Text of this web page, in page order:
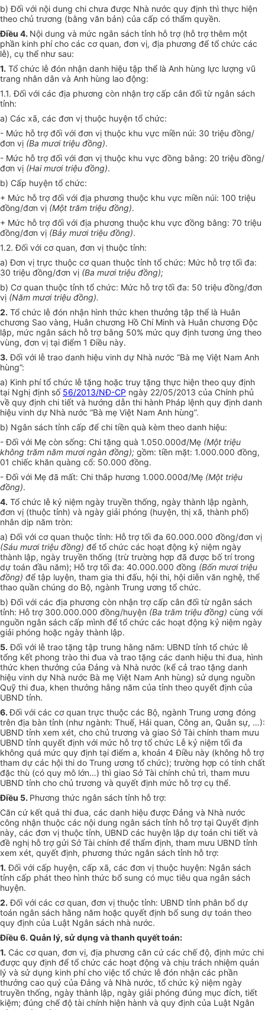
b) Đối với nội dung chi chưa được Nhà nước quy định thì thực hiện
theo chủ trương (bằng văn bản) của cấp có thẩm quyền.
Điều 4. Nội dung và mức ngân sách tỉnh hỗ trợ (hỗ trợ thêm một
phần kinh phí cho các cơ quan, đơn vị, địa phương để tổ chức các
lễ), cụ thể như sau:
1. Tổ chức lễ đón nhận danh hiệu tập thể là Anh hùng lực lượng vũ
trang nhân dân và Anh hùng lao động:
1.1. Đối với các địa phương còn nhận trợ cấp cân đối từ ngân sách
tỉnh:
a) Các xã, các đơn vị thuộc huyện tổ chức:
- Mức hỗ trợ đối với đơn vị thuộc khu vực miền núi: 30 triệu đồng/
đơn vị (Ba mươi triệu đồng).
- Mức hỗ trợ đối với đơn vị thuộc khu vực đồng bằng: 20 triệu đồng/
đơn vị (Hai mươi triệu đồng).
b) Cấp huyện tổ chức:
+ Mức hỗ trợ đối với địa phương thuộc khu vực miền núi: 100 triệu
đồng/đơn vị (Một trăm triệu đồng).
+ Mức hỗ trợ đối với địa phương thuộc khu vực đồng bằng: 70 triệu
đồng/đơn vị (Bảy mươi triệu đồng).
1.2. Đối với cơ quan, đơn vị thuộc tỉnh:
a) Đơn vị trực thuộc cơ quan thuộc tỉnh tổ chức: Mức hỗ trợ tối đa:
30 triệu đồng/đơn vị (Ba mươi triệu đồng);
b) Cơ quan thuộc tỉnh tổ chức: Mức hỗ trợ tối đa: 50 triệu đồng/đơn
vị (Năm mươi triệu đồng).
2. Tổ chức lễ đón nhận hình thức khen thưởng tập thể là Huân
chương Sao vàng, Huân chương Hồ Chí Minh và Huân chương Độc
lập, mức ngân sách hỗ trợ bằng 50% mức quy định tương ứng theo
vùng, đơn vị tại điểm 1 Điều này.
3. Đối với lễ trao danh hiệu vinh dự Nhà nước “Bà mẹ Việt Nam Anh
hùng”:
a) Kinh phí tổ chức lễ tặng hoặc truy tặng thực hiện theo quy định
tại Nghị định số 56/2013/NĐ-CP ngày 22/05/2013 của Chính phủ
về quy định chi tiết và hướng dẫn thi hành Pháp lệnh quy định danh
hiệu vinh dự Nhà nước “Bà mẹ Việt Nam Anh hùng”.
b) Ngân sách tỉnh cấp để chi tiền quà kèm theo danh hiệu:
- Đối với Mẹ còn sống: Chi tặng quà 1.050.000đ/Mẹ (Một triệu
không trăm năm mươi ngàn đồng); gồm: tiền mặt: 1.000.000 đồng,
01 chiếc khăn quàng cổ: 50.000 đồng.
- Đối với Mẹ đã mất: Chi thắp hương 1.000.000đ/Mẹ (Một triệu
đồng).
4. Tổ chức lễ kỷ niệm ngày truyền thống, ngày thành lập ngành,
đơn vị (thuộc tỉnh) và ngày giải phóng (huyện, thị xã, thành phố)
nhân dịp năm tròn:
a) Đối với cơ quan thuộc tỉnh: Hỗ trợ tối đa 60.000.000 đồng/đơn vị
(Sáu mươi triệu đồng) để tổ chức các hoạt động kỷ niệm ngày
thành lập, ngày truyền thống (trừ trường hợp đã được bố trí trong
dự toán đầu năm); Hỗ trợ tối đa: 40.000.000 đồng (Bốn mươi triệu
đồng) để tập luyện, tham gia thi đấu, hội thi, hội diễn văn nghệ, thể
thao quần chúng do Bộ, ngành Trung ương tổ chức.
b) Đối với các địa phương còn nhận trợ cấp cân đối từ ngân sách
tỉnh: Hỗ trợ 300.000.000 đồng/huyện (Ba trăm triệu đồng) cùng với
nguồn ngân sách cấp mình để tổ chức các hoạt động kỷ niệm ngày
giải phóng hoặc ngày thành lập.
5. Đối với lễ trao tặng tập trung hằng năm: UBND tỉnh tổ chức lễ
tổng kết phong trào thi đua và trao tặng các danh hiệu thi đua, hình
thức khen thưởng của Đảng và Nhà nước (kể cả trao tặng danh
hiệu vinh dự Nhà nước Bà mẹ Việt Nam Anh hùng) sử dụng nguồn
Quỹ thi đua, khen thưởng hằng năm của tỉnh theo quyết định của
UBND tỉnh.
6.Đối với các cơ quan trực thuộc các Bộ, ngành Trung ương đóng
trên địa bàn tỉnh (như ngành: Thuế, Hải quan, Công an, Quân sự, …):
UBND tỉnh xem xét, cho chủ trương và giao Sở Tài chính tham mưu
UBND tỉnh quyết định với mức hỗ trợ tổ chức Lễ kỷ niệm tối đa
không quá mức quy định tại điểm a, khoản 4 Điều này (không hỗ trợ
tham dự các hội thi do Trung ương tổ chức); trường hợp có tính chất
đặc thù (có quy mô lớn…) thì giao Sở Tài chính chủ trì, tham mưu
UBND tỉnh cho chủ trương và quyết định mức hỗ trợ cụ thể.
Điều 5. Phương thức ngân sách tỉnh hỗ trợ:
Căn cứ kết quả thi đua, các danh hiệu được Đảng và Nhà nước
công nhận thuộc các nội dung ngân sách tỉnh hỗ trợ tại Quyết định
này, các đơn vị thuộc tỉnh, UBND các huyện lập dự toán chi tiết và
đề nghị hỗ trợ gửi Sở Tài chính để thẩm định, tham mưu UBND tỉnh
xem xét, quyết định, phương thức ngân sách tỉnh hỗ trợ:
1. Đối với cấp huyện, cấp xã, các đơn vị thuộc huyện: Ngân sách
tỉnh cấp phát theo hình thức bổ sung có mục tiêu qua ngân sách
huyện.
2. Đối với các cơ quan, đơn vị thuộc tỉnh: UBND tỉnh phân bổ dự
toán ngân sách hằng năm hoặc quyết định bổ sung dự toán theo
quy định của Luật Ngân sách nhà nước.
Điều 6. Quản lý, sử dụng và thanh quyết toán:
1. Các cơ quan, đơn vị, địa phương căn cứ các chế độ, định mức chi
được quy định để tổ chức các hoạt động và chịu trách nhiệm quản
lý và sử dụng kinh phí cho việc tổ chức lễ đón nhận các phần
thưởng cao quý của Đảng và Nhà nước, tổ chức kỷ niệm ngày
truyền thống, ngày thành lập, ngày giải phóng đúng mục đích, tiết
kiệm; đúng chế độ tài chính hiện hành và quy định của Luật Ngân